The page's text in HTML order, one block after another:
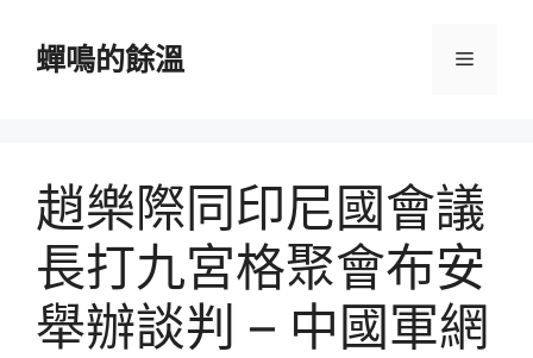
蟬鳴的餘溫 選
趙樂際同印尼國會議
長打九宮格聚會布安
舉辦談判 – 中國軍網